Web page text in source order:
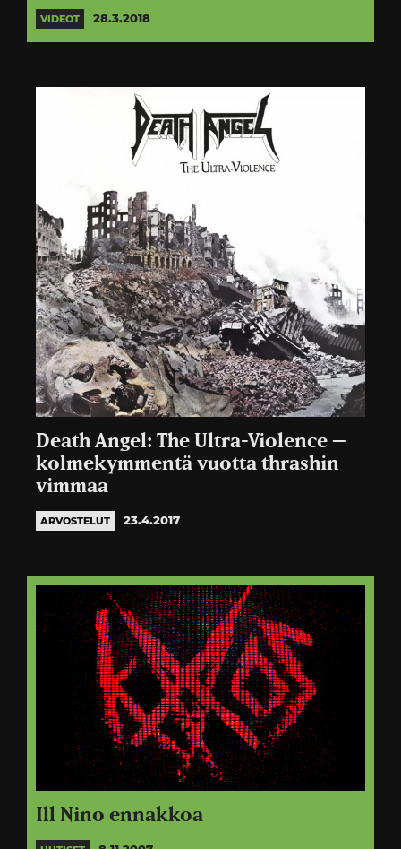
VIDEOT 28.3.2018
Death Angel: The Ultra-Violence –
kolmekymmentä vuotta thrashin
vimmaa
ARVOSTELUT 23.4.2017
Ill Nino ennakkoa